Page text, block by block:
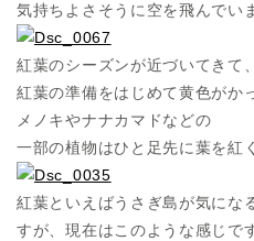
気持ちよさそうに空を飛んでい
紅葉のシーズンが近づいてきて
紅葉の準備をはじめて黄色がか
メノキやナナカマドなどの
一部の植物はひと足先に葉を紅
紅葉といえばうさぎ島が気にな
すが、現在はこのような感じで